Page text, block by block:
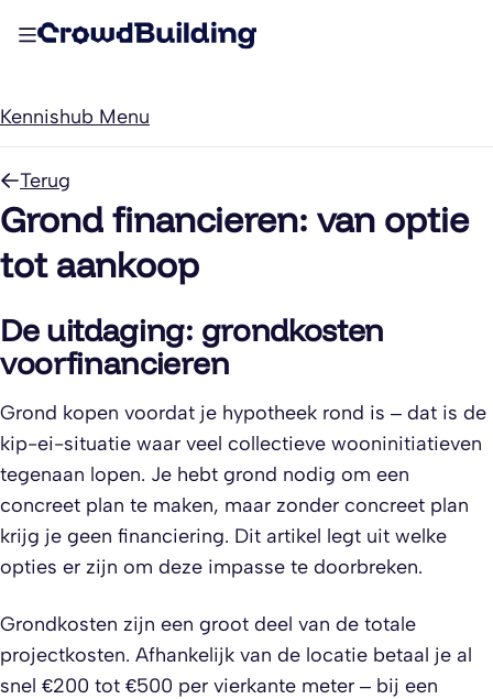
Kennishub Menu
Terug
Grond financieren: van optie
tot aankoop
De uitdaging: grondkosten
voorfinancieren
Grond kopen voordat je hypotheek rond is – dat is de
kip-ei-situatie waar veel collectieve wooninitiatieven
tegenaan lopen. Je hebt grond nodig om een
concreet plan te maken, maar zonder concreet plan
krijg je geen financiering. Dit artikel legt uit welke
opties er zijn om deze impasse te doorbreken.
Grondkosten zijn een groot deel van de totale
projectkosten. Afhankelijk van de locatie betaal je al
snel €200 tot €500 per vierkante meter – bij een